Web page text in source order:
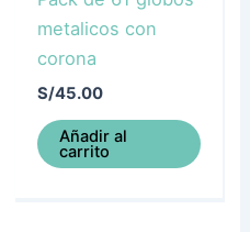
metalicos con
corona
S/45.00
Añadir al
carrito